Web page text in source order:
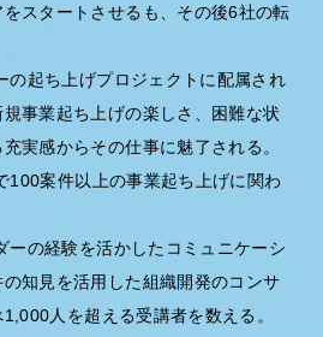
スタートさせるも、その後6社の転
の起ち上げプロジェクトに配属され
事業起ち上げの楽しさ、困難な状
実感からその仕事に魅了される。
100案件以上の事業起ち上げに関わ
ーの経験を活かしたコミュニケーシ
知見を活用した組織開発のコンサ
人を超える受講者を数える。